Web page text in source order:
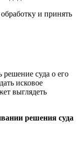
и принять
решение суда о его
исковое
выглядеть
решения суда